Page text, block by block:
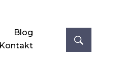
Blog
Kontakt